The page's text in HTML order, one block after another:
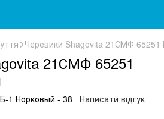
Черевики Shagovita 21СМФ 65251
21СМФ 65251
1 Норковый - 38 Написати відгук